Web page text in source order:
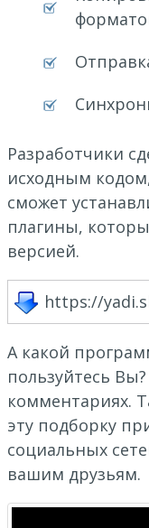
Разработчики
исходным
сможет
плагины,
версией.
https://
А какой
пользуйтесь
комментариях.
эту подборку
социальных
вашим друзьям.